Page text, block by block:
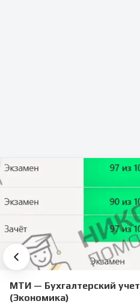
МТИ — Бухгалтерский
(Экономика)